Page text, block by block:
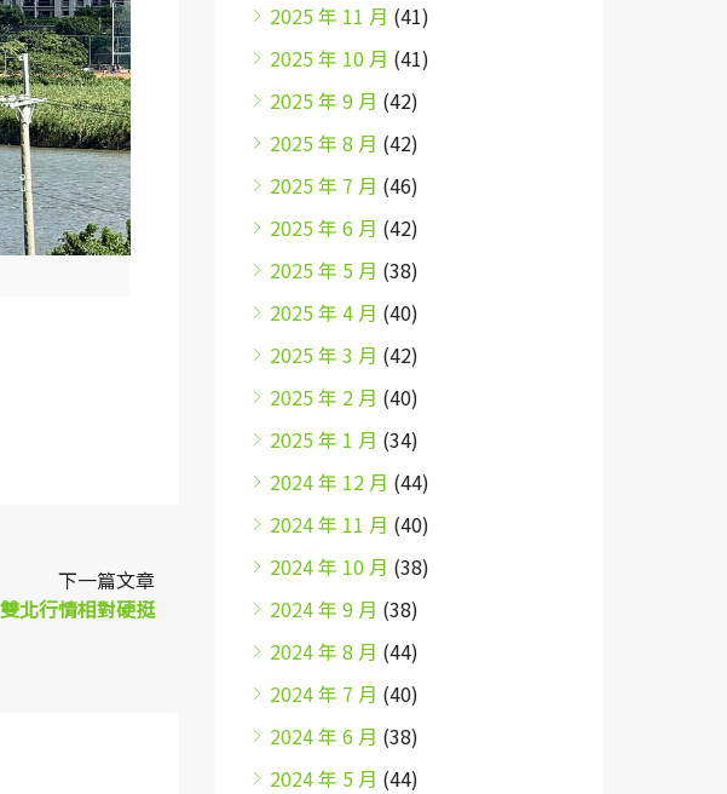
下一篇文章
北行情相對硬挺
2025 年 11 月 (41)
2025 年 10 月 (41)
2025 年 9 月 (42)
2025 年 8 月 (42)
2025 年 7 月 (46)
2025 年 6 月 (42)
2025 年 5 月 (38)
2025 年 4 月 (40)
2025 年 3 月 (42)
2025 年 2 月 (40)
2025 年 1 月 (34)
2024 年 12 月 (44)
2024 年 11 月 (40)
2024 年 10 月 (38)
2024 年 9 月 (38)
2024 年 8 月 (44)
2024 年 7 月 (40)
2024 年 6 月 (38)
2024 年 5 月 (44)